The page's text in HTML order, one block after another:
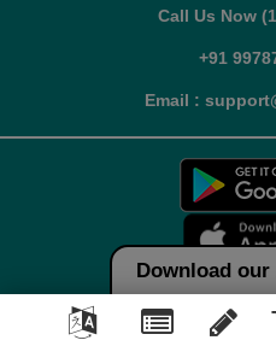
Call Us Now
+91
Email :
Download